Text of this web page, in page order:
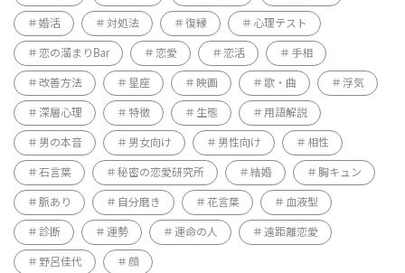
婚活 対処法 復縁 心理テスト
恋の溜まりBar 恋愛 恋活 手相
改善方法 星座 映画 歌・曲 浮気
深層心理 特徴 生態 用語解説
男の本音 男女向け 男性向け 相性
石言葉 秘密の恋愛研究所 結婚 胸キュン
脈あり 自分磨き 花言葉 血液型
診断 運勢 運命の人 遠距離恋愛
野呂佳代 顔